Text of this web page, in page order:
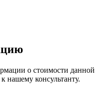
о стоимости данной
нашему консультанту.